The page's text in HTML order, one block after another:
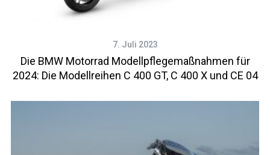
7. Juli 2023
Die BMW Motorrad Modellpflegemaßnahmen für
2024: Die Modellreihen C 400 GT, C 400 X und CE 04